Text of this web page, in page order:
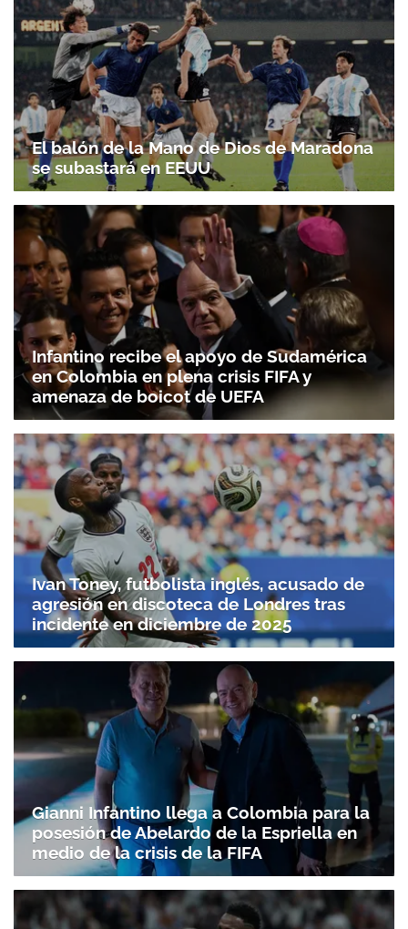
El balón de la Mano de Dios de Maradona
se subastará en EEUU
Infantino recibe el apoyo de Sudamérica
en Colombia en plena crisis FIFA y
amenaza de boicot de UEFA
Ivan Toney, futbolista inglés, acusado de
agresión en discoteca de Londres tras
incidente en diciembre de 2025
Gianni Infantino llega a Colombia para la
posesión de Abelardo de la Espriella en
medio de la crisis de la FIFA